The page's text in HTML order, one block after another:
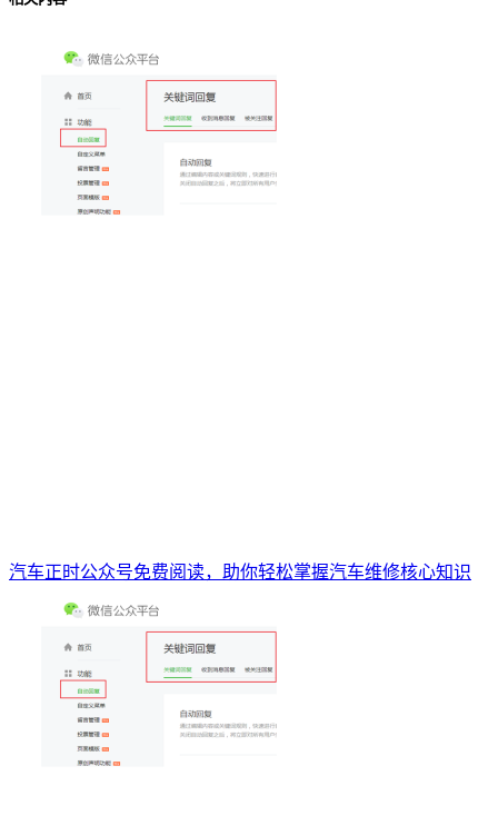
汽车正时公众号免费阅读，助你轻松掌握汽车维修核心知识